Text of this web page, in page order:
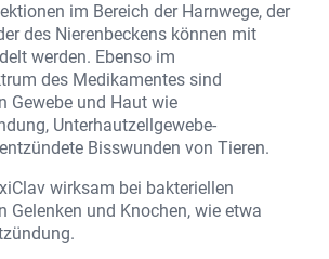
im Bereich der Harnwege, der
des Nierenbeckens können mit
werden. Ebenso im
des Medikamentes sind
Gewebe und Haut wie
Unterhautzellgewebe-
Bisswunden von Tieren.
wirksam bei bakteriellen
Gelenken und Knochen, wie etwa